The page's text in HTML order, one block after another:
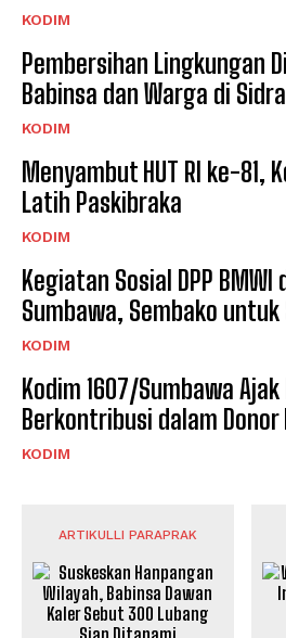
KODIM
Pembersihan Lingkungan
Babinsa dan Warga di
KODIM
Menyambut HUT RI ke-81,
Latih Paskibraka
KODIM
Kegiatan Sosial DPP BMWI
Sumbawa, Sembako
KODIM
Kodim 1607/Sumbawa
Berkontribusi dalam Donor
KODIM
ARTIKULLI PARAPRAK